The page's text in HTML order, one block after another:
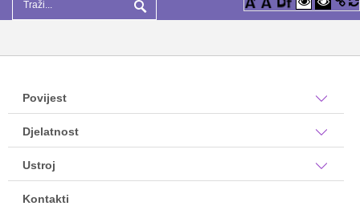
Povijest
Djelatnost
Ustroj
Kontakti